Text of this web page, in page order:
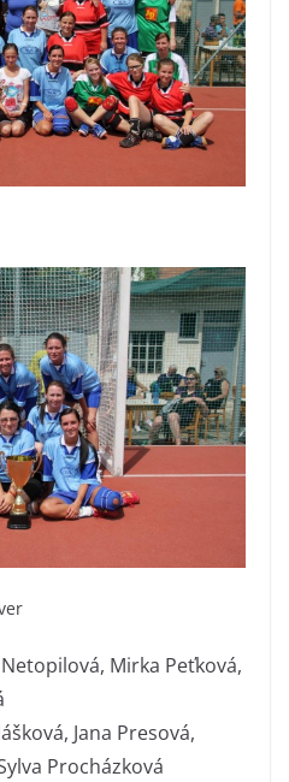
Mirka Peťková,
Jana Presová,
Procházková